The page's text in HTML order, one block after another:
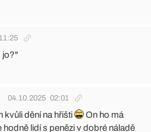
11:25
jo?"
04.10.2025 02:01
kvůli dění na hřišti
On ho má
hodně lidí s penězi v dobré náladě